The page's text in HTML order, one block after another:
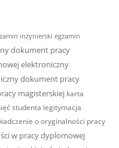
inżynierski egzamin
dokument pracy
elektroniczny
dokument pracy
magisterskiej karta
studenta legitymacja
o oryginalności pracy
w pracy dyplomowej